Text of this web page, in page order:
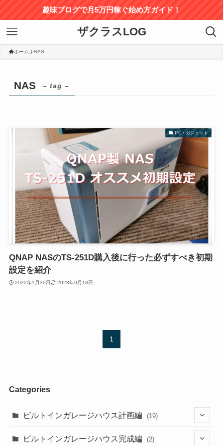
趣味ブログで月5万円稼ぐ始め方ガイド！
ザクラスLOG
ホーム NAS
NAS – tag –
PC・ガジェット
QNAP NASのTS-251D購入後に行った必ずすべき初期
設定を紹介
2022年1月30日 2023年9月18日
1
Categories
ビルトインガレージハウス計画編 (19)
(11)
ビルトインガレージハウス完成編 (2)